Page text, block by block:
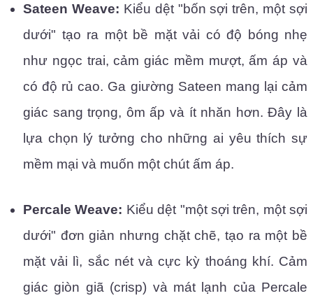
Sateen Weave: Kiểu dệt "bốn sợi trên, một sợi
dưới" tạo ra một bề mặt vải có độ bóng nhẹ
như ngọc trai, cảm giác mềm mượt, ấm áp và
có độ rủ cao. Ga giường Sateen mang lại cảm
giác sang trọng, ôm ấp và ít nhăn hơn. Đây là
lựa chọn lý tưởng cho những ai yêu thích sự
mềm mại và muốn một chút ấm áp.
Percale Weave: Kiểu dệt "một sợi trên, một sợi
dưới" đơn giản nhưng chặt chẽ, tạo ra một bề
mặt vải lì, sắc nét và cực kỳ thoáng khí. Cảm
giác giòn giã (crisp) và mát lạnh của Percale